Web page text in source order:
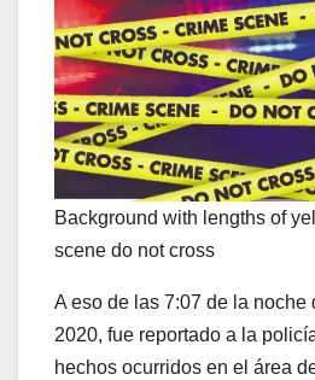
Background with lengths of
scene do not cross
A eso de las 7:07 de la noche
2020, fue reportado a la
hechos ocurridos en el área